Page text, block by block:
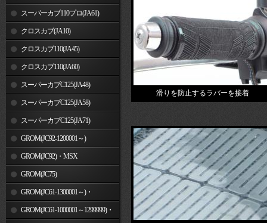
(MLHJA56)
スーパーカブ110プロ(JA61)
クロスカブ(JA10)
クロスカブ110(JA45)
クロスカブ110(JA60)
スーパーカブC125(JA48)
スーパーカブC125(JA58)
スーパーカブC125(JA71)
GROM(JC92-1200001～)
GROM(JC92)・MSX
GROM(MLHJC92)
GROM(JC75)
GROM(JC61-1300001～)・
MSX125SF
GROM(JC61-1000001～1299999)・
滑りを防止するラバーを接着